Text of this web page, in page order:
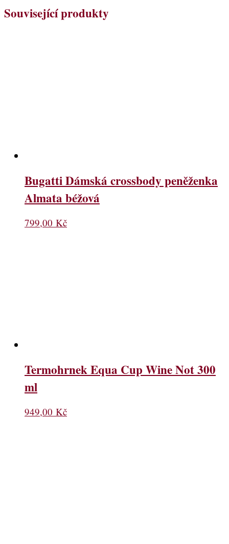
Související produkty
Bugatti Dámská crossbody peněženka
Almata béžová
799,00 Kč
Termohrnek Equa Cup Wine Not 300
ml
949,00 Kč